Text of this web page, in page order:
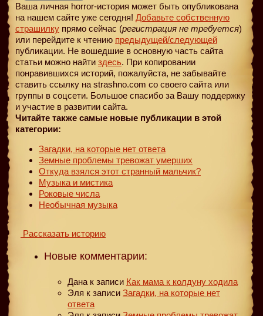
Ваша личная horror-история может быть опубликована
на нашем сайте уже сегодня! Добавьте собственную
страшилку прямо сейчас (регистрация не требуется)
или перейдите к чтению предыдущей/следующей
публикации. Не вошедшие в основную часть сайта
статьи можно найти здесь. При копировании
понравившихся историй, пожалуйста, не забывайте
ставить ссылку на strashno.com со своего сайта или
группы в соцсети. Большое спасибо за Вашу поддержку
и участие в развитии сайта.
Читайте также самые новые публикации в этой
категории:
Загадки, на которые нет ответа
Земные проблемы тревожат умерших
Откуда взялся этот странный мальчик?
Музыка и мистика
Роковые числа
Необычная музыка
Рассказать историю
Новые комментарии:
Дана к записи Как мама к колдуну ходила
Эля к записи Загадки, на которые нет
ответа